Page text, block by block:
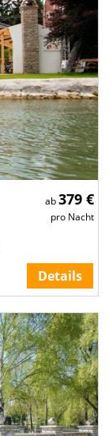
ab379 €
pro Nacht
Details